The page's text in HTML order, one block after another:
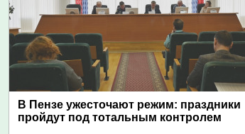
В Пензе ужесточают режим: праздники
пройдут под тотальным контролем